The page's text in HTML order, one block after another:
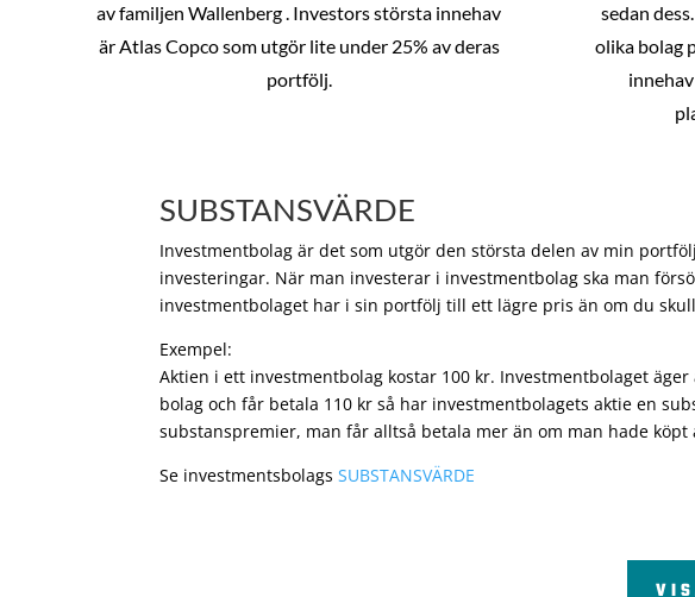
av familjen Wallenberg . Investors största innehav
är Atlas Copco som utgör lite under 25% av deras
portfölj.
sedan dess
olika bolag
SUBSTANSVÄRDE
Investmentbolag är det som utgör den största delen av min
investeringar. När man investerar i investmentbolag ska man
investmentbolaget har i sin portfölj till ett lägre pris än om du
Exempel:
Aktien i ett investmentbolag kostar 100 kr. Investmentbolaget
bolag och får betala 110 kr så har investmentbolagets aktie en
substanspremier, man får alltså betala mer än om man hade
Se investmentsbolagsSUBSTANSVÄRDE